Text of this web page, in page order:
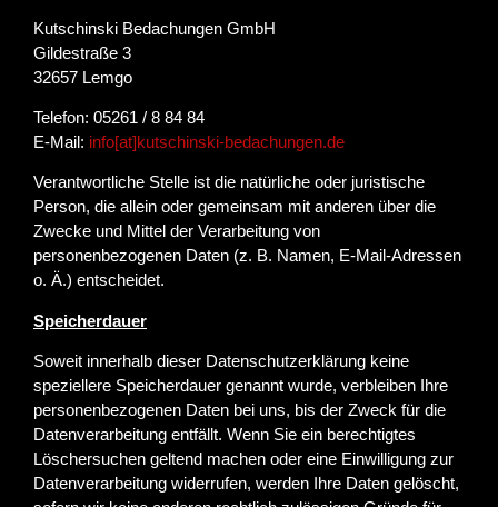
Kutschinski Bedachungen GmbH
Gildestraße 3
32657 Lemgo
Telefon: 05261 / 8 84 84
E-Mail: info[at]kutschinski-bedachungen.de
Verantwortliche Stelle ist die natürliche oder juristische
Person, die allein oder gemeinsam mit anderen über die
Zwecke und Mittel der Verarbeitung von
personenbezogenen Daten (z. B. Namen, E-Mail-Adressen
o. Ä.) entscheidet.
Speicherdauer
Soweit innerhalb dieser Datenschutzerklärung keine
speziellere Speicherdauer genannt wurde, verbleiben Ihre
personenbezogenen Daten bei uns, bis der Zweck für die
Datenverarbeitung entfällt. Wenn Sie ein berechtigtes
Löschersuchen geltend machen oder eine Einwilligung zur
Datenverarbeitung widerrufen, werden Ihre Daten gelöscht,